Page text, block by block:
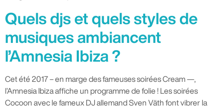
Quels djs et quels styles de
musiques ambiancent
l’Amnesia Ibiza ?
Cet été 2017 – en marge des fameuses soirées Cream —,
l’Amnesia Ibiza affiche un programme de folie ! Les soirées
Cocoon avec le fameux DJ allemand Sven Väth font vibrer la